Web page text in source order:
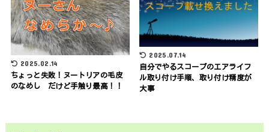
2025.02.14
ちょっと失敗！ヌートリアの毛皮
のなめし だけど手触り最高！！
2025.07.14
自分でやるスコープのエアライフ
ル取り付け手順、取り付け精度が
大事